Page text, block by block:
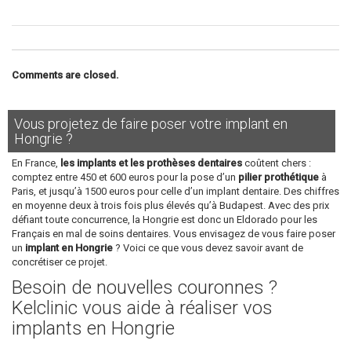
Comments are closed.
Vous projetez de faire poser votre implant en
Hongrie ?
En France, les implants et les prothèses dentaires coûtent chers :
comptez entre 450 et 600 euros pour la pose d’un pilier prothétique à
Paris, et jusqu’à 1500 euros pour celle d’un implant dentaire. Des chiffres
en moyenne deux à trois fois plus élevés qu’à Budapest. Avec des prix
défiant toute concurrence, la Hongrie est donc un Eldorado pour les
Français en mal de soins dentaires. Vous envisagez de vous faire poser
un implant en Hongrie ? Voici ce que vous devez savoir avant de
concrétiser ce projet.
Besoin de nouvelles couronnes ?
Kelclinic vous aide à réaliser vos
implants en Hongrie